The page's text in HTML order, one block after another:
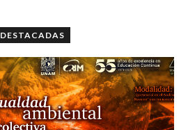
DESTACADAS